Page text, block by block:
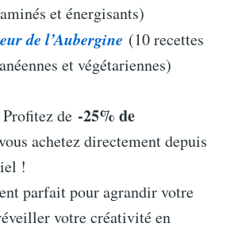
et énergisants)
de l’Aubergine (10 recettes
et végétariennes)
Profitez de -25% de
achetez directement depuis
!
parfait pour agrandir votre
votre créativité en